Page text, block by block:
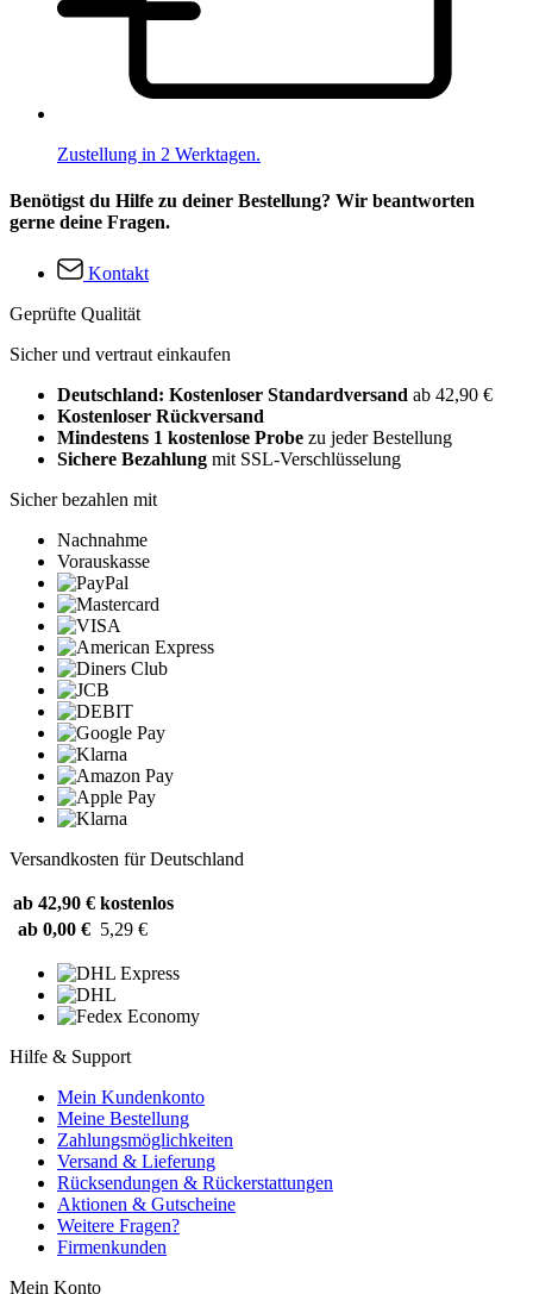
Zustellung in 2 Werktagen.
Benötigst du Hilfe zu deiner Bestellung? Wir beantworten
gerne deine Fragen.
Kontakt
Geprüfte Qualität
Sicher und vertraut einkaufen
Deutschland: Kostenloser Standardversand ab 42,90 €
Kostenloser Rückversand
Mindestens 1 kostenlose Probe zu jeder Bestellung
Sichere Bezahlung mit SSL-Verschlüsselung
Sicher bezahlen mit
Nachnahme
Vorauskasse
Versandkosten für Deutschland
ab 42,90 € kostenlos
ab 0,00 € 5,29 €
Hilfe & Support
Mein Kundenkonto
Meine Bestellung
Zahlungsmöglichkeiten
Versand & Lieferung
Rücksendungen & Rückerstattungen
Aktionen & Gutscheine
Weitere Fragen?
Firmenkunden
Mein Konto